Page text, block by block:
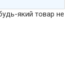
який товар не